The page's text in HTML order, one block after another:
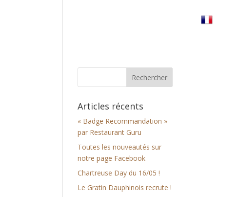
Articles récents
« Badge Recommandation »
par Restaurant Guru
Toutes les nouveautés sur
notre page Facebook
Chartreuse Day du 16/05 !
Le Gratin Dauphinois recrute !